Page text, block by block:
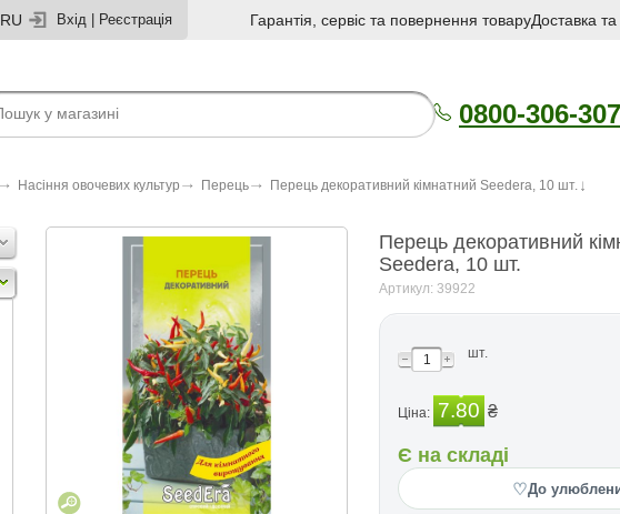
RU Вхід Реєстрація Гарантія, сервіс та повернення товаруДоставка
0800-306-307
Насіння овочевих культур Перець Перець декоративний кімнатний Seedera, 10 шт.
Перець декоративний
Seedera, 10 шт.
Артикул: 39922
шт.
Ціна: 7.80 ₴
Є на складі
♡До